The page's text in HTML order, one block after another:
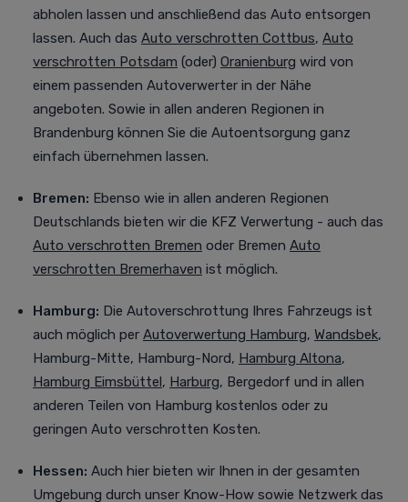
abholen lassen und anschließend das Auto entsorgen
lassen. Auch das Auto verschrotten Cottbus, Auto
verschrotten Potsdam (oder) Oranienburg wird von
einem passenden Autoverwerter in der Nähe
angeboten. Sowie in allen anderen Regionen in
Brandenburg können Sie die Autoentsorgung ganz
einfach übernehmen lassen.
Bremen: Ebenso wie in allen anderen Regionen
Deutschlands bieten wir die KFZ Verwertung - auch das
Auto verschrotten Bremen oder Bremen Auto
verschrotten Bremerhaven ist möglich.
Hamburg: Die Autoverschrottung Ihres Fahrzeugs ist
auch möglich per Autoverwertung Hamburg, Wandsbek,
Hamburg-Mitte, Hamburg-Nord, Hamburg Altona,
Hamburg Eimsbüttel, Harburg, Bergedorf und in allen
anderen Teilen von Hamburg kostenlos oder zu
geringen Auto verschrotten Kosten.
Hessen: Auch hier bieten wir Ihnen in der gesamten
Umgebung durch unser Know-How sowie Netzwerk das